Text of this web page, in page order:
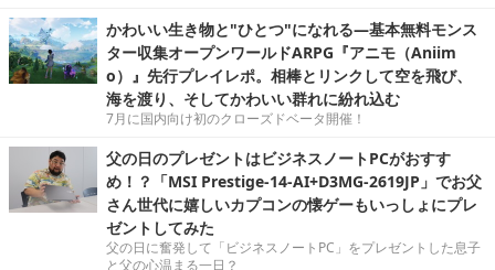
かわいい生き物と"ひとつ"になれる―基本無料モンス
ター収集オープンワールドARPG『アニモ（Aniim
o）』先行プレイレポ。相棒とリンクして空を飛び、
海を渡り、そしてかわいい群れに紛れ込む
7月に国内向け初のクローズドベータ開催！
父の日のプレゼントはビジネスノートPCがおすす
め！？「MSI Prestige-14-AI+D3MG-2619JP」でお父
さん世代に嬉しいカプコンの懐ゲーもいっしょにプレ
ゼントしてみた
父の日に奮発して「ビジネスノートPC」をプレゼントした息子
と父の心温まる一日？